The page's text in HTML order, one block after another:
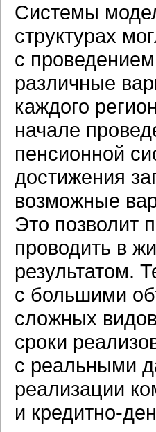
Системы
структурах
с
различные
каждого
начале
пенсионной
достижения
возможные
Это позволит
проводить в
результатом.
с большими
сложных
сроки
с реальными
реализации
и кредитно-